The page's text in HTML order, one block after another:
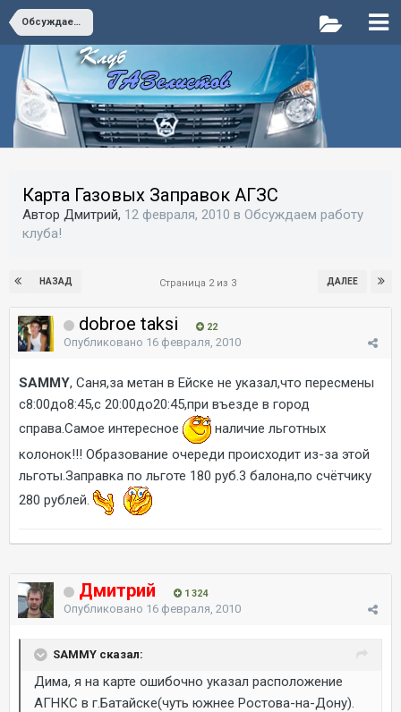
Обсуждаем работу клуба!
Карта Газовых Заправок АГЗС
Автор Дмитрий, 12 февраля, 2010 в Обсуждаем работу
клуба!
НАЗАД ДАЛЕЕ
Страница 2 из 3
dobroe taksi 22
Опубликовано 16 февраля, 2010
SAMMY, Саня,за метан в Ейске не указал,что пересмены
с8:00до8:45,с 20:00до20:45,при въезде в город
справа.Самое интересное
наличие льготных
колонок!!! Образование очереди происходит из-за этой
льготы.Заправка по льготе 180 руб.3 балона,по счётчику
280 рублей.
Дмитрий 1 324
Опубликовано 16 февраля, 2010
SAMMY сказал:
Дима, я на карте ошибочно указал расположение
АГНКС в г.Батайске(чуть южнее Ростова-на-Дону).